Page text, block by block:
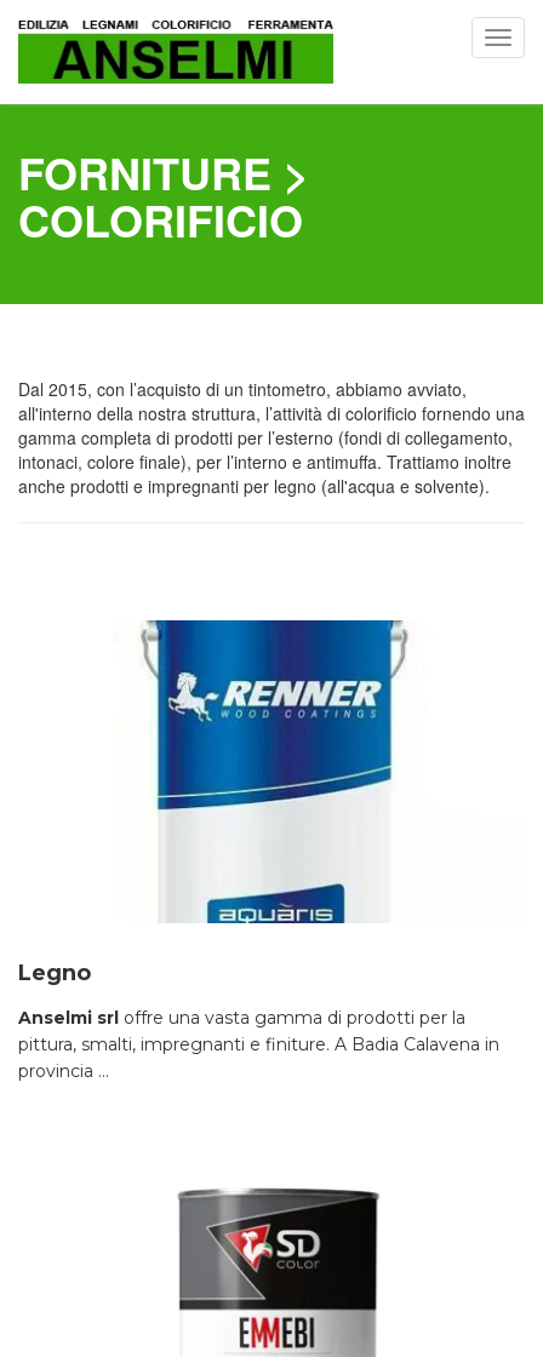
FORNITURE >
COLORIFICIO
Dal 2015, con l’acquisto di un tintometro, abbiamo avviato,
all'interno della nostra struttura, l’attività di colorificio fornendo una
gamma completa di prodotti per l’esterno (fondi di collegamento,
intonaci, colore finale), per l’interno e antimuffa. Trattiamo inoltre
anche prodotti e impregnanti per legno (all'acqua e solvente).
Legno
Anselmi srl offre una vasta gamma di prodotti per la
pittura, smalti, impregnanti e finiture. A Badia Calavena in
provincia ...